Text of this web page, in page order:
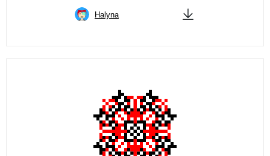
Нalyna